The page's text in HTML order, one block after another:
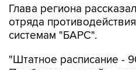
Глава региона
отряда
системам "БАРС".
"Штатное расписание -